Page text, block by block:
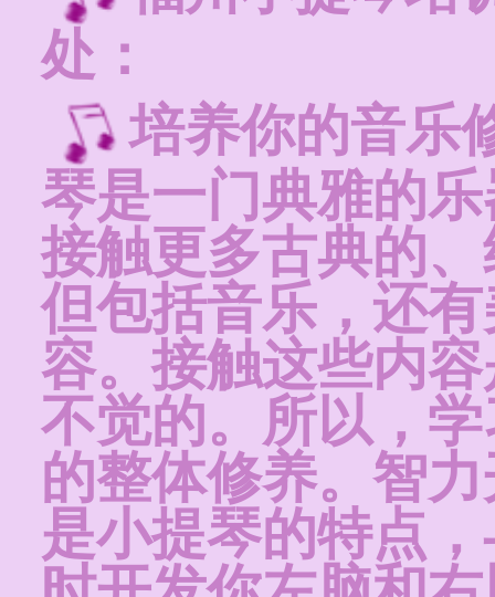
处：
培养你的音乐
琴是一门典雅的
接触更多古典的
但包括音乐，还
容。接触这些内
不觉的。所以，
的整体修养。智
是小提琴的特点